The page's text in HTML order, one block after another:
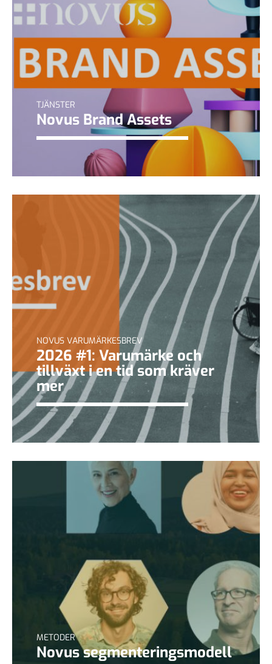
TJÄNSTER
Novus Brand Assets
NOVUS VARUMÄRKESBREV
2026 #1: Varumärke och
tillväxt i en tid som kräver
mer
METODER
Novus segmenteringsmodell